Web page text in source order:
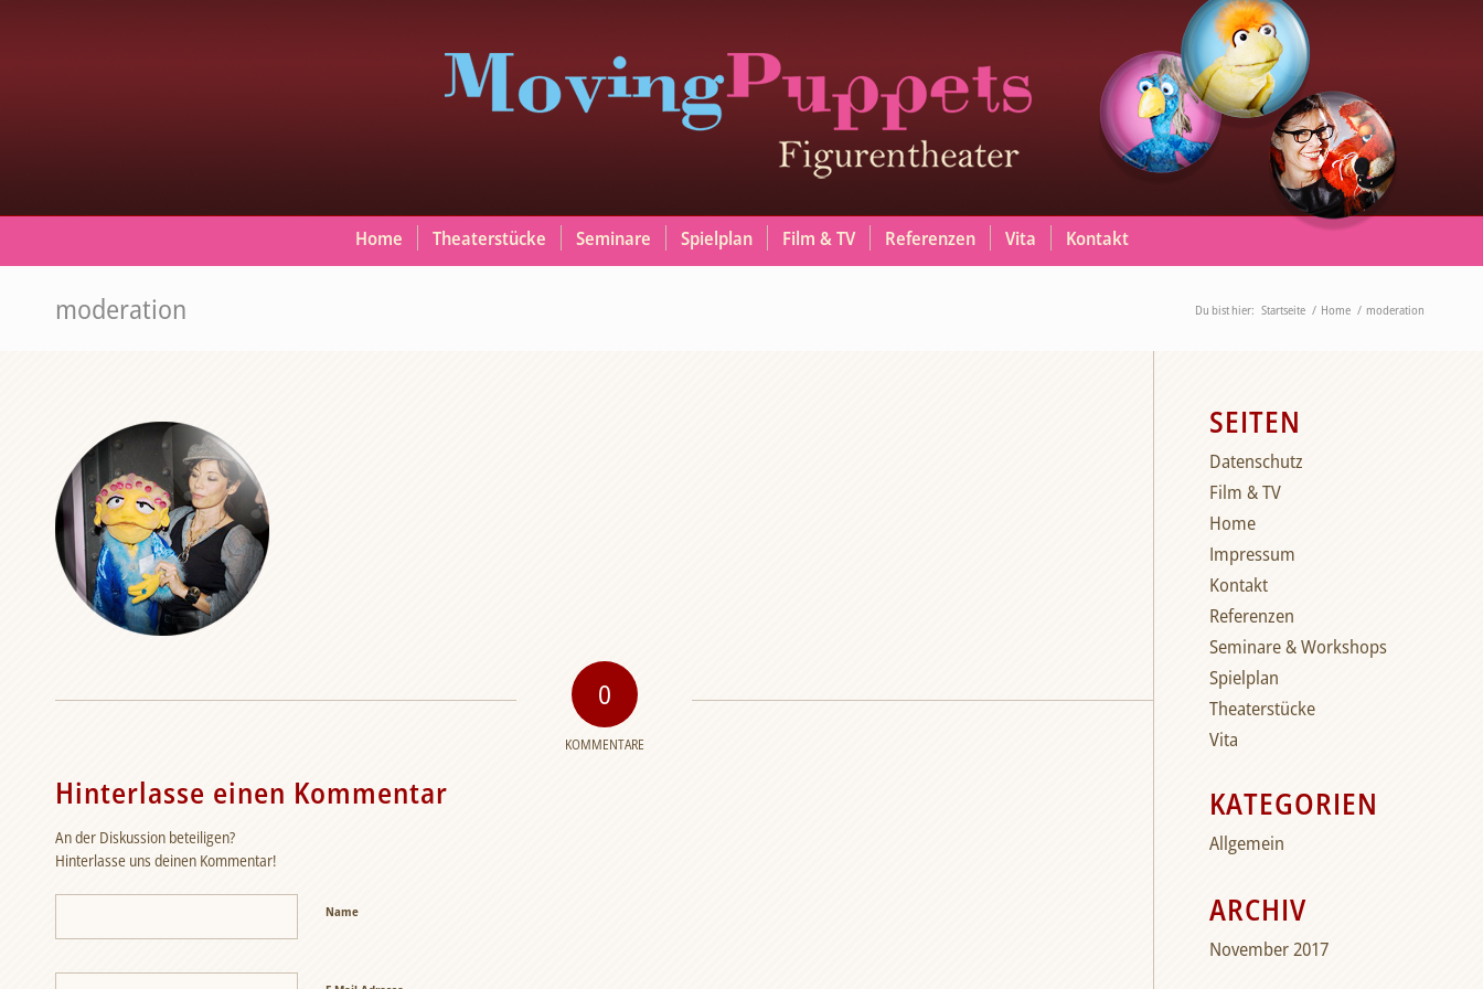
Home Theaterstücke Seminare Spielplan Film & TV Referenzen Vita Kontakt
moderation Du bist hier: Startseite / Home / moderation
0
KOMMENTARE
Hinterlasse einen Kommentar
An der Diskussion beteiligen?
Hinterlasse uns deinen Kommentar!
Name
SEITEN
Datenschutz
Film & TV
Home
Impressum
Kontakt
Referenzen
Seminare & Workshops
Spielplan
Theaterstücke
Vita
KATEGORIEN
Allgemein
ARCHIV
November 2017